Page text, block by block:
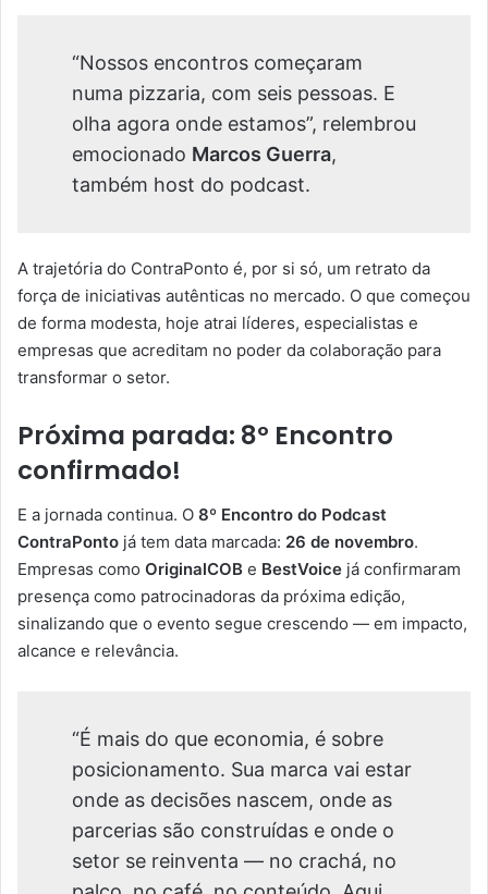
“Nossos encontros começaram
numa pizzaria, com seis pessoas. E
olha agora onde estamos”, relembrou
emocionado Marcos Guerra,
também host do podcast.
A trajetória do ContraPonto é, por si só, um retrato da
força de iniciativas autênticas no mercado. O que começou
de forma modesta, hoje atrai líderes, especialistas e
empresas que acreditam no poder da colaboração para
transformar o setor.
Próxima parada: 8º Encontro
confirmado!
E a jornada continua. O 8º Encontro do Podcast
ContraPonto já tem data marcada: 26 de novembro.
Empresas como OriginalCOB e BestVoice já confirmaram
presença como patrocinadoras da próxima edição,
sinalizando que o evento segue crescendo — em impacto,
alcance e relevância.
“É mais do que economia, é sobre
posicionamento. Sua marca vai estar
onde as decisões nascem, onde as
parcerias são construídas e onde o
setor se reinventa — no crachá, no